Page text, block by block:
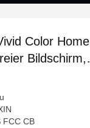
Color Home
Bildschirm,
zu Hause
FCC CB